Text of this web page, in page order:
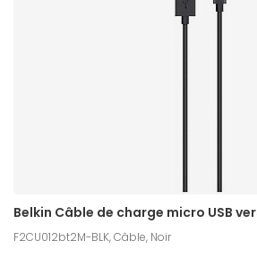
Belkin Câble de charge micro USB
F2CU012bt2M-BLK, Câble, Noir